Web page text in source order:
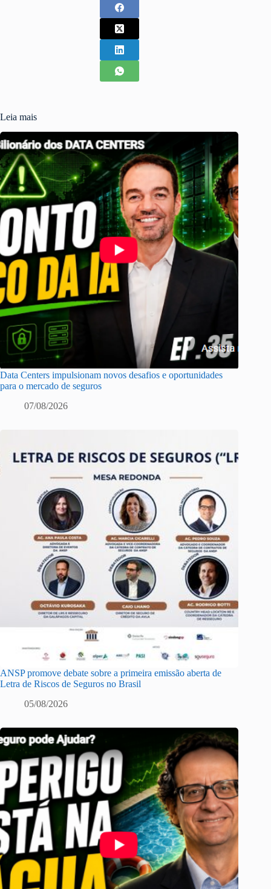
Leia mais
Data Centers impulsionam novos desafios e oportunidades
para o mercado de seguros
07/08/2026
ANSP promove debate sobre a primeira emissão aberta de
Letra de Riscos de Seguros no Brasil
05/08/2026